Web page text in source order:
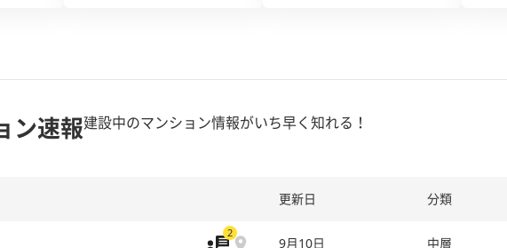
ン速報建設中のマンション情報がいち早く知れる！
更新日 分類
2
9月10日 中層